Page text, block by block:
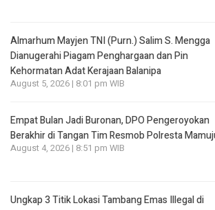
Almarhum Mayjen TNI (Purn.) Salim S. Mengga
Dianugerahi Piagam Penghargaan dan Pin
Kehormatan Adat Kerajaan Balanipa
August 5, 2026 | 8:01 pm WIB
Empat Bulan Jadi Buronan, DPO Pengeroyokan
Berakhir di Tangan Tim Resmob Polresta
August 4, 2026 | 8:51 pm WIB
Ungkap 3 Titik Lokasi Tambang Emas Illegal di